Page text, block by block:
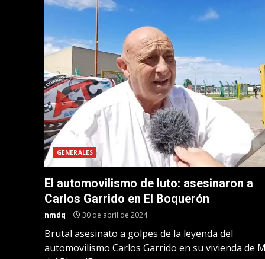
GENERALES
El automovilismo de luto: asesinaron a
Carlos Garrido en El Boquerón
nmdq 30 de abril de 2024
Brutal asesinato a golpes de la leyenda del
automovilismo Carlos Garrido en su vivienda de